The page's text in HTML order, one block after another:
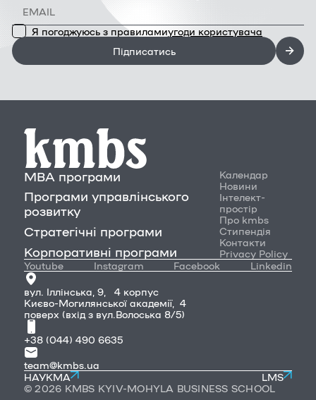
Я погоджуюсь з правиламиугоди користувача
Підписатись
MBA програми
Програми управлінського
розвитку
Стратегічні програми
Корпоративні програми
Календар
Новини
Інтелект-
простір
Про kmbs
Стипендія
Контакти
Privacy Policy
Youtube
Instagram Facebook Linkedin
вул. Іллінська, 9, 4 корпус
Києво-Могилянської академії, 4
поверх (вхід з вул.Волоська 8/5)
+38 (044) 490 6635
team@kmbs.ua
© 2026 KMBS KYIV-MOHYLA BUSINESS SCHOOL
НАУКМА LMS